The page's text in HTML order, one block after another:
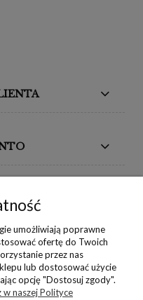
umożliwiają poprawne
ofertę do Twoich
przez nas
lub dostosować użycie
opcję "Dostosuj zgody".
naszej Polityce